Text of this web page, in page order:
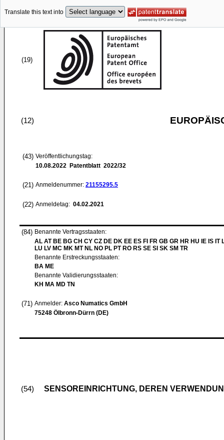
Translate this text into
(19)
(12)
(43) Veröffentlichungstag:
10.08.2022 Patentblatt 2022/32
(21) Anmeldenummer: 21155295.5
(22) Anmeldetag: 04.02.2021
(84) Benannte Vertragsstaaten:
AL AT BE BG CH CY CZ DE DK EE ES FI FR GB GR HR HU IE IS IT
LU LV MC MK MT NL NO PL PT RO RS SE SI SK SM TR
Benannte Erstreckungsstaaten:
BA ME
Benannte Validierungsstaaten:
KH MA MD TN
(71) Anmelder: Asco Numatics GmbH
75248 Ölbronn-Dürrn (DE)
(54) SENSOREINRICHTUNG, DEREN